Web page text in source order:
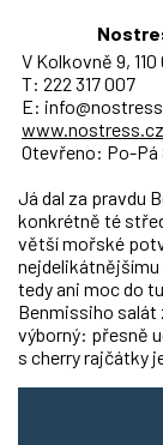
V Kolkovně 9, 110
T: 222 317 007
E:
www.nostress.cz
Otevřeno: Po-Pá
Já dal za pravdu
konkrétně té
větší mořské
nejdelikátnějšímu
tedy ani moc do
Benmissiho salát
výborný: přesně
s cherry rajčátky